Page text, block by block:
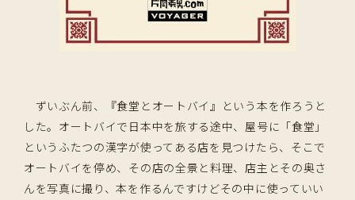
ずいぶん前、『食堂とオートバイ』という本を作ろうと
した。オートバイで日本中を旅する途中、屋号に「食堂」
というふたつの漢字が使ってある店を見つけたら、そこで
オートバイを停め、その店の全景と料理、店主とその奥さ
んを写真に撮り、本を作るんですけどその中に使っていい